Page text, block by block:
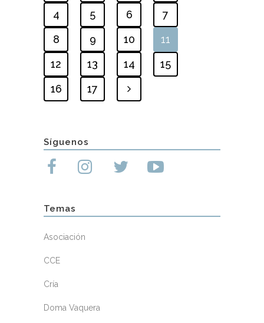
4
5 6
7
8
9 10
11
12
13 14
15
16
17
Síguenos
Temas
Asociación
CCE
Cría
Doma Vaquera